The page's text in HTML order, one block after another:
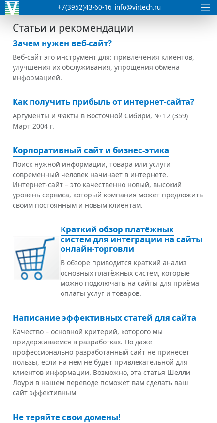
+7(3952)43-60-16 info@virtech.ru
Статьи и рекомендации
Зачем нужен веб-сайт?
Веб-сайт это инструмент для: привлечения клиентов,
улучшения их обслуживания, упрощения обмена
информацией.
Как получить прибыль от интернет-сайта?
Аргументы и Факты в Восточной Сибири, № 12 (359)
Март 2004 г.
Корпоративный сайт и бизнес-этика
Поиск нужной информации, товара или услуги
современный человек начинает в интернете.
Интернет-сайт – это качественно новый, высокий
уровень сервиса, который компания может предложить
своим постоянным и новым клиентам.
Краткий обзор платёжных
систем для интеграции на сайты
онлайн-торговли
В обзоре приводится краткий анализ
основных платёжных систем, которые
можно подключать на сайты для приёма
оплаты услуг и товаров.
Написание эффективных статей для сайта
Качество – основной критерий, которого мы
придерживаемся в разработках. Но даже
профессионально разработанный сайт не принесет
пользы, если на нем не будет привлекательной для
клиентов информации. Возможно, эта статья Шелли
Лоури в нашем переводе поможет вам сделать ваш
сайт эффективным.
Не теряйте свои домены!